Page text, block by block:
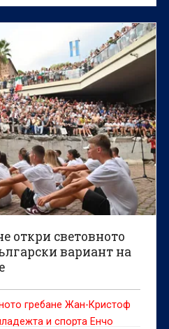
силов трибой, при който
да атакува световен
откри световното
вариант на
гребане Жан-Кристоф
и спорта Енчо